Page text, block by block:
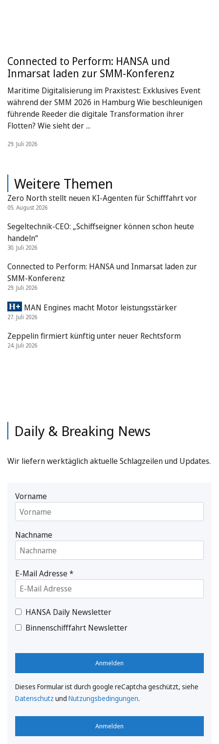
Connected to Perform: HANSA und
Inmarsat laden zur SMM-Konferenz
Maritime Digitalisierung im Praxistest: Exklusives Event
während der SMM 2026 in Hamburg Wie beschleunigen
führende Reeder die digitale Transformation ihrer
Flotten? Wie sieht der ...
29. Juli 2026
Weitere Themen
Zero North stellt neuen KI-Agenten für Schifffahrt vor
05. August 2026
Segeltechnik-CEO: „Schiffseigner können schon heute
handeln“
30. Juli 2026
Connected to Perform: HANSA und Inmarsat laden zur
SMM-Konferenz
29. Juli 2026
MAN Engines macht Motor leistungsstärker
27. Juli 2026
Zeppelin firmiert künftig unter neuer Rechtsform
24. Juli 2026
Daily & Breaking News
Wir liefern werktäglich aktuelle Schlagzeilen und Updates.
Vorname
Nachname
E-Mail Adresse*
HANSA Daily Newsletter
Binnenschifffahrt Newsletter
Anmelden
Dieses Formular ist durch google reCaptcha geschützt, siehe
Datenschutz und Nutzungsbedingungen.
Anmelden